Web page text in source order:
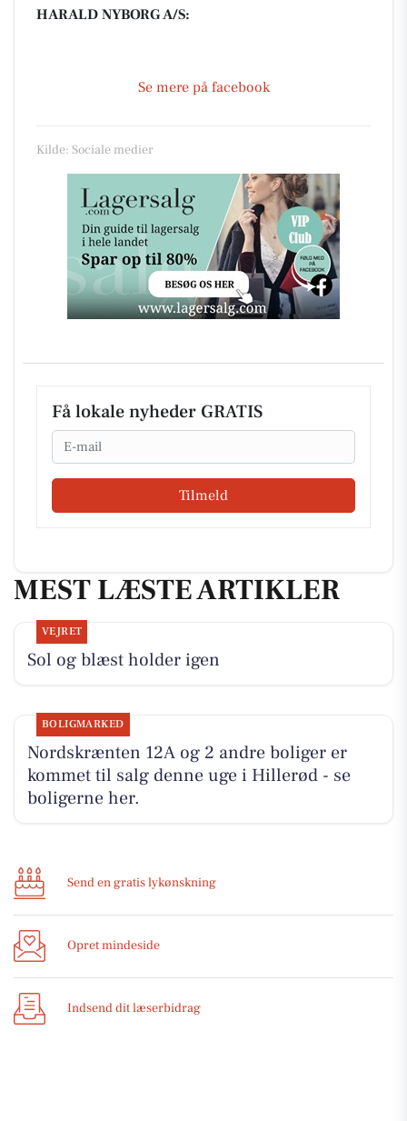
HARALD NYBORG A/S:
Se mere på facebook
Kilde: Sociale medier
Få lokale nyheder GRATIS
Email
Tilmeld
MEST LÆSTE ARTIKLER
VEJRET
Sol og blæst holder igen
BOLIGMARKED
Nordskrænten 12A og 2 andre boliger er
kommet til salg denne uge i Hillerød - se
boligerne her.
Send en gratis lykønskning
Opret mindeside
Indsend dit læserbidrag